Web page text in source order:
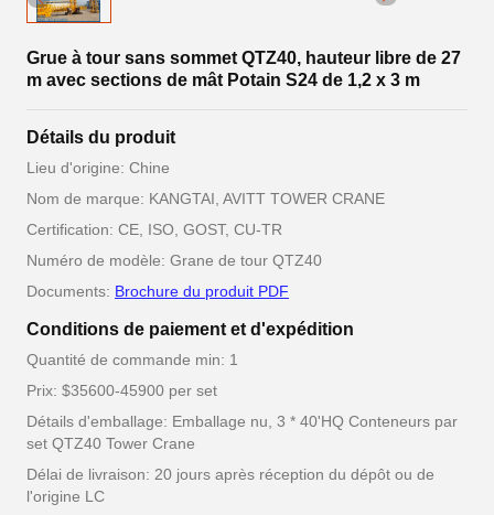
Grue à tour sans sommet QTZ40, hauteur libre de 27
m avec sections de mât Potain S24 de 1,2 x 3 m
Détails du produit
Lieu d'origine: Chine
Nom de marque: KANGTAI, AVITT TOWER CRANE
Certification: CE, ISO, GOST, CU-TR
Numéro de modèle: Grane de tour QTZ40
Documents: Brochure du produit PDF
Conditions de paiement et d'expédition
Quantité de commande min: 1
Prix: $35600-45900 per set
Détails d'emballage: Emballage nu, 3 * 40'HQ Conteneurs par
set QTZ40 Tower Crane
Délai de livraison: 20 jours après réception du dépôt ou de
l'origine LC